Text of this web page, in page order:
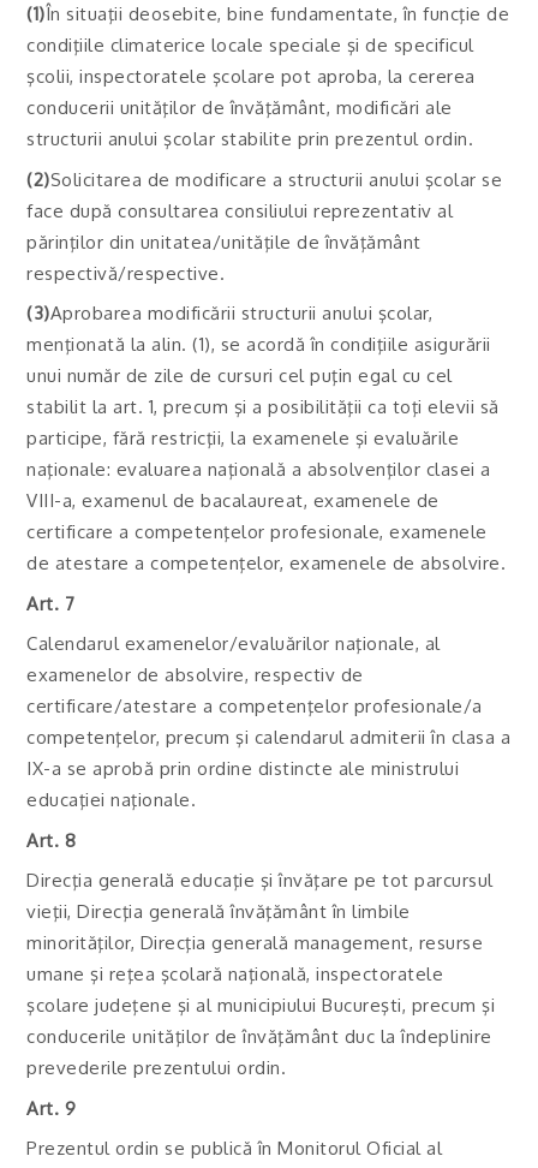
(1)În situaţii deosebite, bine fundamentate, în funcţie de
condiţiile climaterice locale speciale şi de specificul
şcolii, inspectoratele şcolare pot aproba, la cererea
conducerii unităţilor de învăţământ, modificări ale
structurii anului şcolar stabilite prin prezentul ordin.
(2)Solicitarea de modificare a structurii anului şcolar se
face după consultarea consiliului reprezentativ al
părinţilor din unitatea/unităţile de învăţământ
respectivă/respective.
(3)Aprobarea modificării structurii anului şcolar,
menţionată la alin. (1), se acordă în condiţiile asigurării
unui număr de zile de cursuri cel puţin egal cu cel
stabilit la art. 1, precum şi a posibilităţii ca toţi elevii să
participe, fără restricţii, la examenele şi evaluările
naţionale: evaluarea naţională a absolvenţilor clasei a
VIII-a, examenul de bacalaureat, examenele de
certificare a competenţelor profesionale, examenele
de atestare a competenţelor, examenele de absolvire.
Art. 7
Calendarul examenelor/evaluărilor naţionale, al
examenelor de absolvire, respectiv de
certificare/atestare a competenţelor profesionale/a
competenţelor, precum şi calendarul admiterii în clasa a
IX-a se aprobă prin ordine distincte ale ministrului
educaţiei naţionale.
Art. 8
Direcţia generală educaţie şi învăţare pe tot parcursul
vieţii, Direcţia generală învăţământ în limbile
minorităţilor, Direcţia generală management, resurse
umane şi reţea şcolară naţională, inspectoratele
şcolare judeţene şi al municipiului Bucureşti, precum şi
conducerile unităţilor de învăţământ duc la îndeplinire
prevederile prezentului ordin.
Art. 9
Prezentul ordin se publică în Monitorul Oficial al